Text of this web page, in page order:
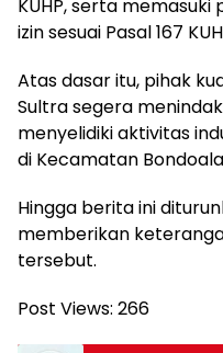
KUHP, serta
izin sesuai Pasal 167
Atas dasar itu, pihak
Sultra segera
menyelidiki aktivitas
di Kecamatan
Hingga berita ini
memberikan
tersebut.
Post Views: 266